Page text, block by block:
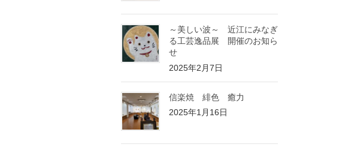
～美しい波～ 近江にみなぎ
る工芸逸品展 開催のお知ら
せ
2025年2月7日
信楽焼 緋色 癒力
2025年1月16日